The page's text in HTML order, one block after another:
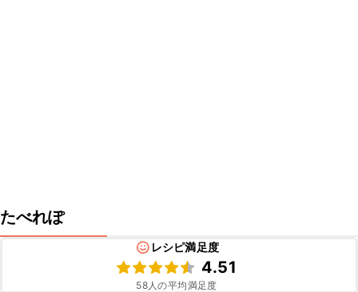
たべれぽ
レシピ満足度
4.51
58人の平均満足度